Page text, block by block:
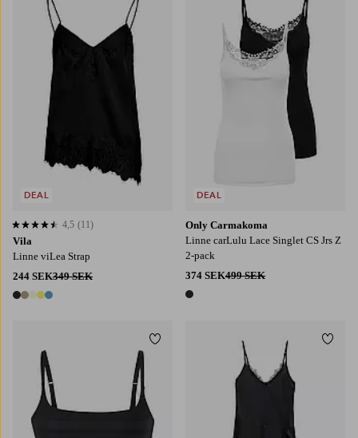
Vila
Linne viLea Strap
244 SEK349 SEK
5 färger
4,5 baserat på 11 st betyg
4,5 (11)
DEAL
Only Carmakoma
Linne carLulu Lace Singlet CS Jrs Z
2-pack
374 SEK499 SEK
1 färg
DEAL
46-48
Lägg till i favoriter
L XL